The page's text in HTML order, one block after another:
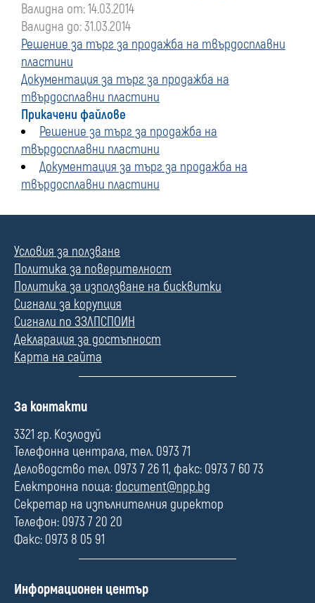
Валидна от: 14.03.2014
Валидна до: 31.03.2014
Решение за търг за продажба на твърдосплавни
пластини
Документация за търг за продажба на
твърдосплавни пластини
Прикачени файлове
Решение за търг за продажба на
твърдосплавни пластини
Документация за търг за продажба на
твърдосплавни пластини
Условия за ползване
Политика за поверителност
Политика за използване на бисквитки
Сигнали за корупция
Сигнали по ЗЗЛПСПОИН
Декларация за достъпност
Карта на сайта
П
л
е
За контакти
3321 гр. Козлодуй
Телефонна централа, тел. 0973 71
Деловодство тел. 0973 7 26 11, факс: 0973 7 60 73
Електронна поща: document@npp.bg
Секретар на изпълнителния директор
Телефон: 0973 7 20 20
Факс: 0973 8 05 91
П
Информационен център